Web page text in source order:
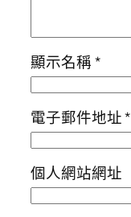
顯示名稱*
電子郵件地址*
個人網站網址